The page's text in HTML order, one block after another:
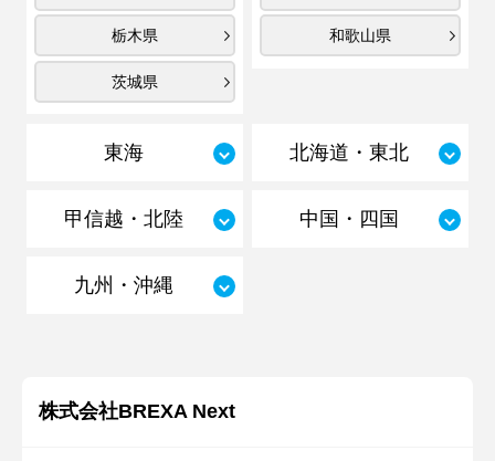
栃木県
茨城県
和歌山県
東海 北海道・東北
甲信越・北陸 中国・四国
九州・沖縄
株式会社BREXA Next